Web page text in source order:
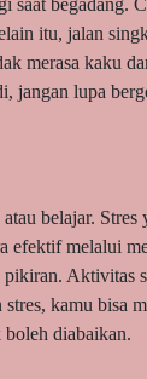
begadang.
itu, jalan
merasa kaku
jangan lupa
belajar.
efektif melalui
Aktivitas
kamu bisa
boleh diabaikan.